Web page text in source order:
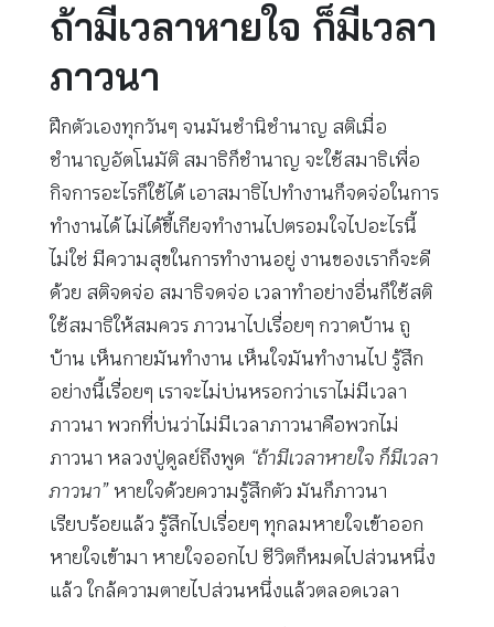
ถ้ามีเวลาหายใจ ก็มีเวลา
ภาวนา
ฝึกตัวเองทุกวันๆ จนมันชำนิชำนาญ สติเมื่อ
ชำนาญอัตโนมัติ สมาธิก็ชำนาญ จะใช้สมาธิเพื่อ
กิจการอะไรก็ใช้ได้ เอาสมาธิไปทำงานก็จดจ่อในการ
ทำงานได้ ไม่ได้ขี้เกียจทำงานไปตรอมใจไปอะไรนี้
ไม่ใช่ มีความสุขในการทำงานอยู่ งานของเราก็จะดี
ด้วย สติจดจ่อ สมาธิจดจ่อ เวลาทำอย่างอื่นก็ใช้สติ
ใช้สมาธิให้สมควร ภาวนาไปเรื่อยๆ กวาดบ้าน ถู
บ้าน เห็นกายมันทำงาน เห็นใจมันทำงานไป รู้สึก
อย่างนี้เรื่อยๆ เราจะไม่บ่นหรอกว่าเราไม่มีเวลา
ภาวนา พวกที่บ่นว่าไม่มีเวลาภาวนาคือพวกไม่
ภาวนา หลวงปู่ดูลย์ถึงพูด “ถ้ามีเวลาหายใจ ก็มีเวลา
ภาวนา” หายใจด้วยความรู้สึกตัว มันก็ภาวนา
เรียบร้อยแล้ว รู้สึกไปเรื่อยๆ ทุกลมหายใจเข้าออก
หายใจเข้ามา หายใจออกไป ชีวิตก็หมดไปส่วนหนึ่ง
แล้ว ใกล้ความตายไปส่วนหนึ่งแล้วตลอดเวลา